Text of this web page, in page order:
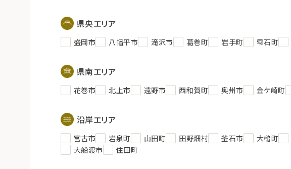
県央エリア
盛岡市 八幡平市 滝沢市 葛巻町 岩手町 雫石町
県南エリア
花巻市 北上市 遠野市 西和賀町 奥州市 金ケ崎町
沿岸エリア
宮古市 岩泉町 山田町 田野畑村 釜石市 大槌町
大船渡市
住田町